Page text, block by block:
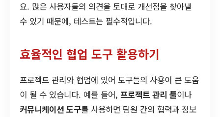
요. 많은 사용자들의 의견을 토대로 개선점을 찾아낼
수 있기 때문에, 테스트는 필수적입니다.
효율적인 협업 도구 활용하기
프로젝트 관리와 협업에 있어 도구들의 사용이 큰 도움
이 될 수 있습니다. 예를 들어, 프로젝트 관리 툴이나
커뮤니케이션 도구를 사용하면 팀원 간의 협력과 정보